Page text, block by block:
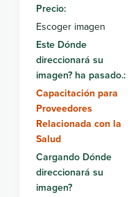
Precio:
Escoger imagen
Este Dónde
direccionará su
imagen? ha pasado.:
Capacitación para
Proveedores
Relacionada con la
Salud
Cargando Dónde
direccionará su
imagen?